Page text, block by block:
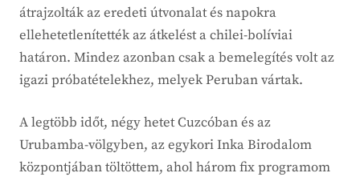
átrajzolták az eredeti útvonalat és napokra
ellehetetlenítették az átkelést a chilei-bolíviai
határon. Mindez azonban csak a bemelegítés volt az
igazi próbatételekhez, melyek Peruban vártak.
A legtöbb időt, négy hetet Cuzcóban és az
Urubamba-völgyben, az egykori Inka Birodalom
központjában töltöttem, ahol három fix programom